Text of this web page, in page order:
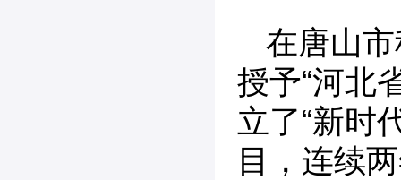
在唐山
授予“河北
立了“新时
目，连续